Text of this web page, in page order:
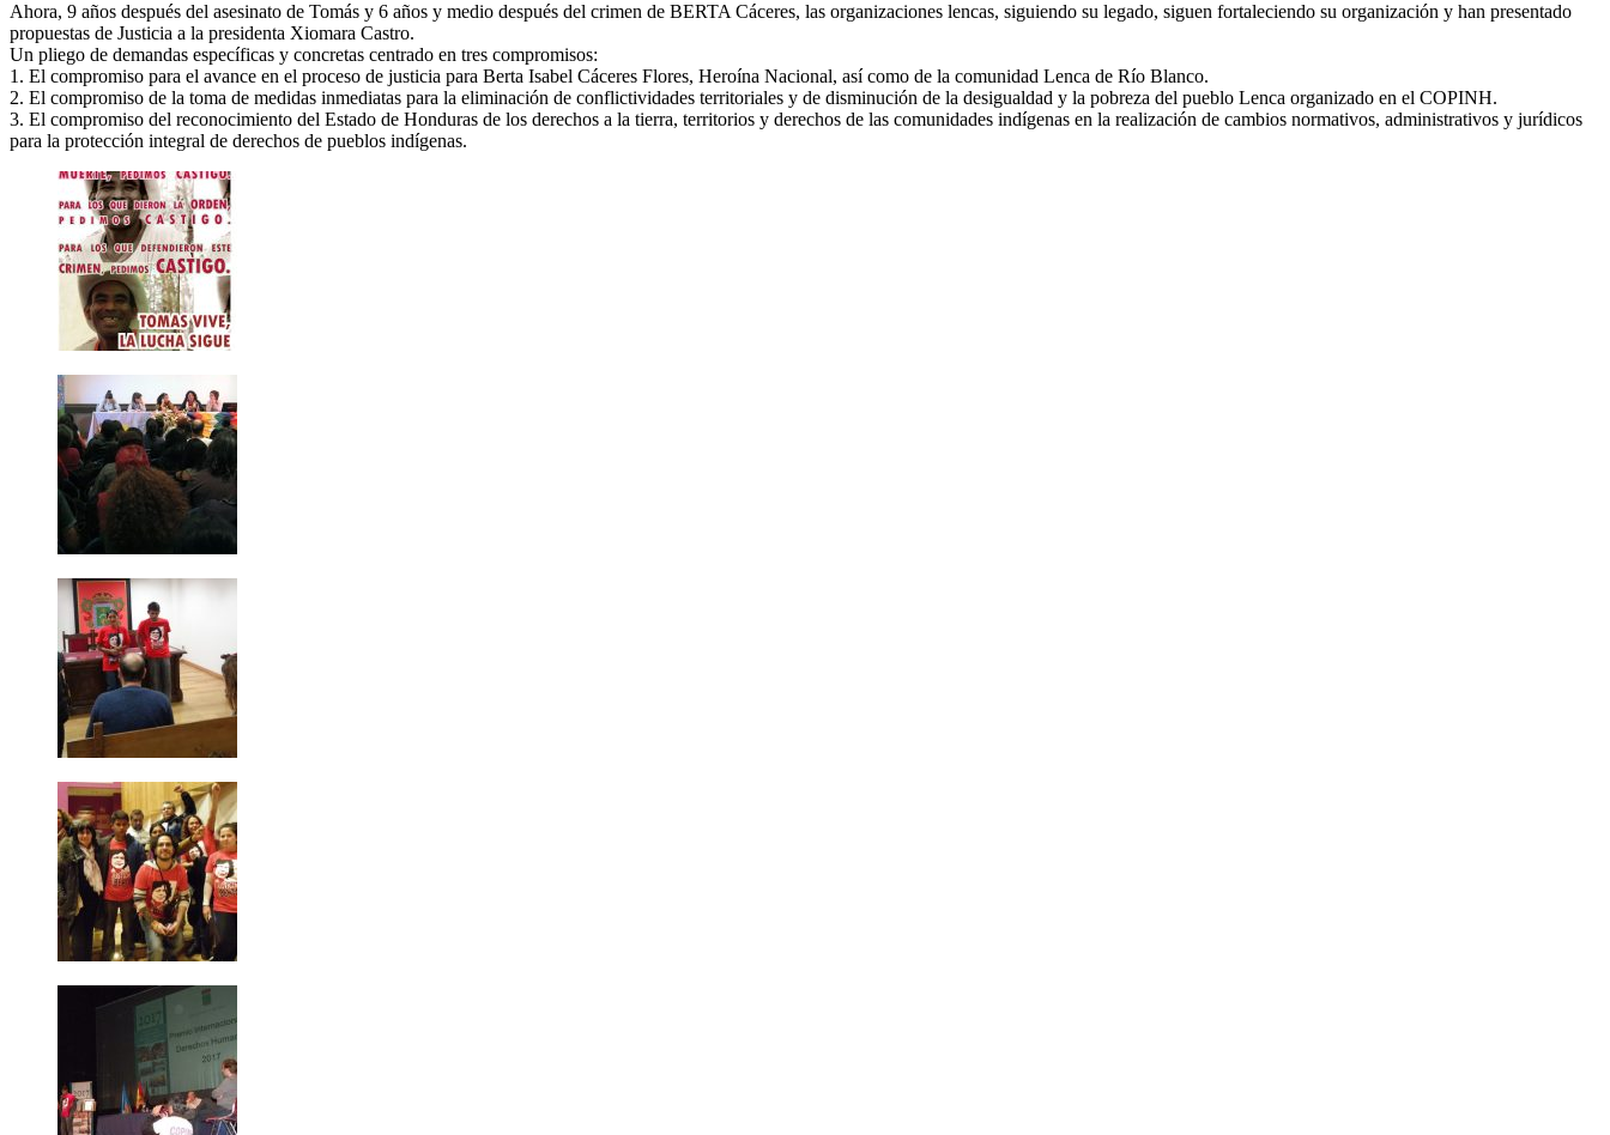
Ahora, 9 años después del asesinato de Tomás y 6 años y medio después del crimen de BERTA Cáceres, las organizaciones lencas, siguiendo su legado, siguen fortaleciendo su organización y han presentado
propuestas de Justicia a la presidenta Xiomara Castro.
Un pliego de demandas específicas y concretas centrado en tres compromisos:
1. El compromiso para el avance en el proceso de justicia para Berta Isabel Cáceres Flores, Heroína Nacional, así como de la comunidad Lenca de Río Blanco.
2. El compromiso de la toma de medidas inmediatas para la eliminación de conflictividades territoriales y de disminución de la desigualdad y la pobreza del pueblo Lenca organizado en el COPINH.
3. El compromiso del reconocimiento del Estado de Honduras de los derechos a la tierra, territorios y derechos de las comunidades indígenas en la realización de cambios normativos, administrativos y jurídicos
para la protección integral de derechos de pueblos indígenas.